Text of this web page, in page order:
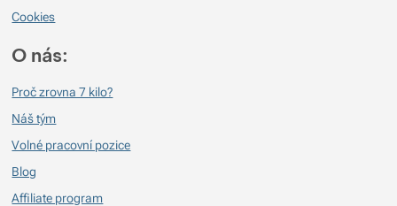
pevnost
nízká hmotnost
reflexní, je vidět
Cookies
O nás:
Proč zrovna 7 kilo?
Náš tým
Volné pracovní pozice
Blog
Affiliate program